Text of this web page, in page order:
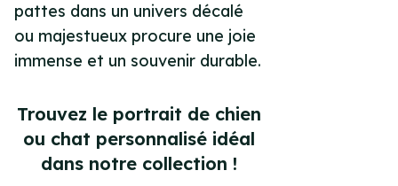
pattes dans un univers décalé
ou majestueux procure une joie
immense et un souvenir durable.
Trouvez le portrait de chien
ou chat personnalisé idéal
dans notre collection !